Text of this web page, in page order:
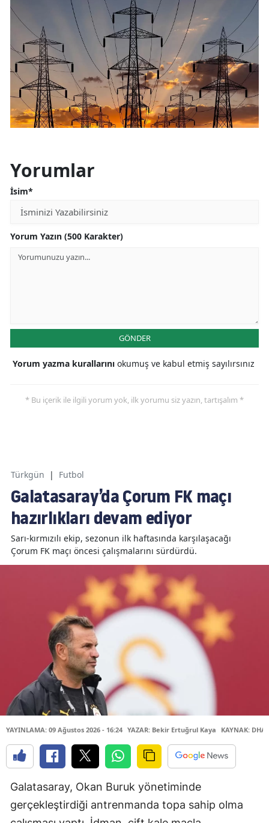
Yorumlar
İsim*
Yorum Yazın (500 Karakter)
GÖNDER
Yorum yazma kurallarını okumuş ve kabul etmiş sayılırsınız
* Bu içerik ile ilgili yorum yok, ilk yorumu siz yazın, tartışalım *
Türkgün | Futbol
Galatasaray’da Çorum FK maçı
hazırlıkları devam ediyor
Sarı-kırmızılı ekip, sezonun ilk haftasında karşılaşacağı
Çorum FK maçı öncesi çalışmalarını sürdürdü.
YAYINLAMA: 09 Ağustos 2026 - 16:24 YAZAR: Bekir Ertuğrul Kaya KAYNAK: DHA
Galatasaray, Okan Buruk yönetiminde
gerçekleştirdiği antrenmanda topa sahip olma